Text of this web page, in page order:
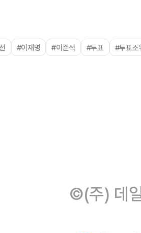
#이재명 #이준석 #투표 #투표소
©(주) 데